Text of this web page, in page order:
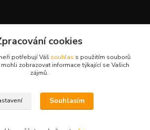
cookies
potřebují Váš souhlas s použitím souborů
zobrazovat informace týkající se Vašich
zájmů.
Souhlasím